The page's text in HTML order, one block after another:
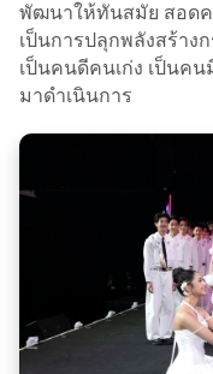
พัฒนาให้ทันสมัย สอดค
เป็นการปลุกพลังสร้าง
เป็นคนดีคนเก่ง เป็นค
มาดำเนินการ